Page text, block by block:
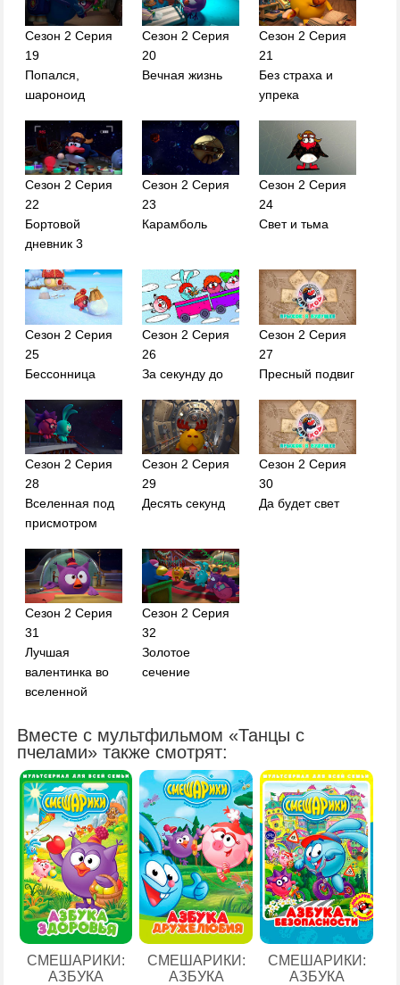
Сезон 2 Серия
19
Попался,
шароноид
Сезон 2 Серия
20
Вечная жизнь
Сезон 2 Серия
21
Без страха и
упрека
Сезон 2 Серия
22
Бортовой
дневник 3
Сезон 2 Серия
23
Карамболь
Сезон 2 Серия
24
Свет и тьма
Сезон 2 Серия
25
Бессонница
Сезон 2 Серия
26
За секунду до
Сезон 2 Серия
27
Пресный подвиг
Сезон 2 Серия
28
Вселенная под
присмотром
Сезон 2 Серия
29
Десять секунд
Сезон 2 Серия
30
Да будет свет
Сезон 2 Серия
31
Лучшая
валентинка во
вселенной
Сезон 2 Серия
32
Золотое
сечение
Вместе с мультфильмом «Танцы с
пчелами» также смотрят:
СМЕШАРИКИ:
АЗБУКА
СМЕШАРИКИ:
АЗБУКА
СМЕШАРИКИ:
АЗБУКА